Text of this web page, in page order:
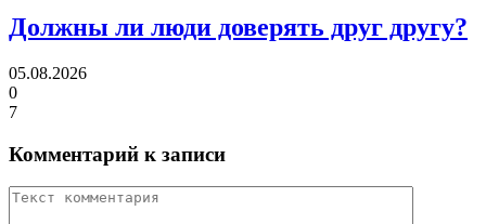
Должны ли люди доверять друг другу?
05.08.2026
0
7
Комментарий к записи